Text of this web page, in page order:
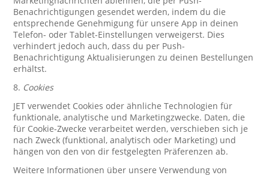
Benachrichtigungen gesendet werden, indem du die
entsprechende Genehmigung für unsere App in deinen
Telefon- oder Tablet-Einstellungen verweigerst. Dies
verhindert jedoch auch, dass du per Push-
Benachrichtigung Aktualisierungen zu deinen Bestellungen
erhältst.
8. Cookies
JET verwendet Cookies oder ähnliche Technologien für
funktionale, analytische und Marketingzwecke. Daten, die
für Cookie-Zwecke verarbeitet werden, verschieben sich je
nach Zweck (funktional, analytisch oder Marketing) und
hängen von den von dir festgelegten Präferenzen ab.
Weitere Informationen über unsere Verwendung von